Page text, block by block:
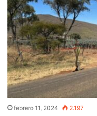
febrero 11, 2024 2.197